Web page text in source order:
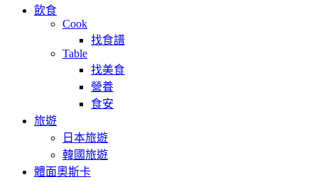
飲食
Cook
找食譜
Table
找美食
營養
食安
旅遊
日本旅遊
韓國旅遊
體面奧斯卡